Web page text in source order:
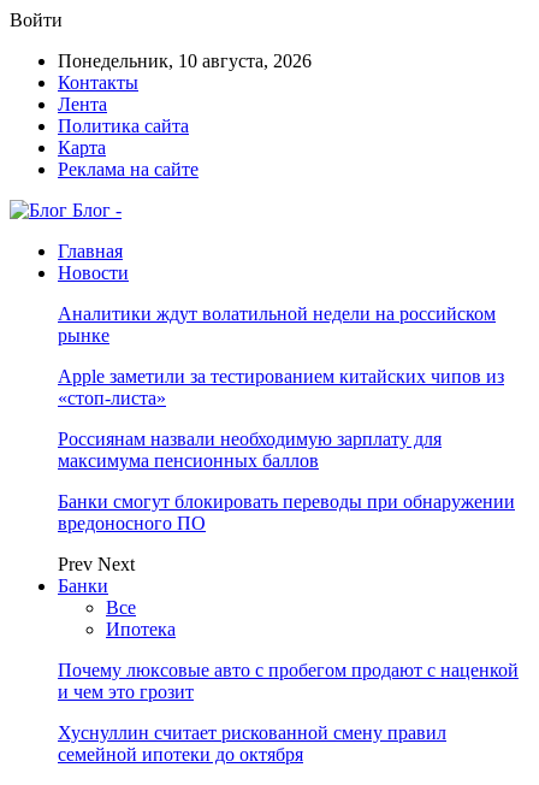
Войти
Понедельник, 10 августа, 2026
Контакты
Лента
Политика сайта
Карта
Реклама на сайте
Блог -
Главная
Новости
Аналитики ждут волатильной недели на российском
рынке
Apple заметили за тестированием китайских чипов из
«стоп-листа»
Россиянам назвали необходимую зарплату для
максимума пенсионных баллов
Банки смогут блокировать переводы при обнаружении
вредоносного ПО
Prev Next
Банки
Все
Ипотека
Почему люксовые авто с пробегом продают с наценкой
и чем это грозит
Хуснуллин считает рискованной смену правил
семейной ипотеки до октября